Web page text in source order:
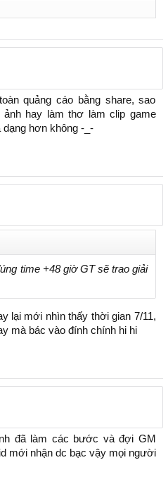
quảng cáo bằng share, sao
hay làm thơ làm clip game
dạng hơn không -_-
time +48 giờ GT sẽ trao giải
lại mới nhìn thấy thời gian 7/11,
mà bác vào đính chính hi hi
đã làm các bước và đợi GM
mới nhận dc bạc vậy mọi người